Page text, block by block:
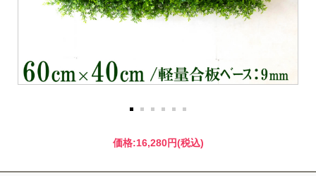
価格:16,280円(税込)